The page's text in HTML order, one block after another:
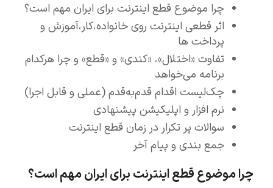
چرا موضوع قطع اینترنت برای ایران مهم است؟
اثر قطعی اینترنت روی خانواده،کار،آموزش و
پرداخت ها
تفاوت «اختلال»، «کندی» و «قطع» و چرا هرکدام
برنامه می‌خواهد
چک‌لیست اقدام قدم‌به‌قدم (عملی و قابل اجرا)
نرم افزار و اپلیکیشن پیشنهادی
سوالات پر تکرار در زمان قطع اینترنت
جمع بندی و پیام آخر
چرا موضوع قطع اینترنت برای ایران مهم است؟